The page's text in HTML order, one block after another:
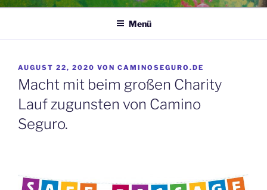
Menü
VERÖFFENTLICHT
AM
AUGUST 22, 2020 VON CAMINOSEGURO.DE
Macht mit beim großen Charity
Lauf zugunsten von Camino
Seguro.